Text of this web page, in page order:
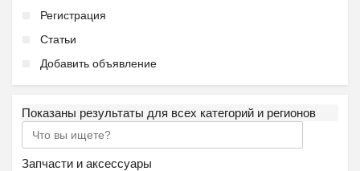
Регистрация
Статьи
Добавить объявление
Показаны результаты для всех категорий и регионов
Запчасти и аксессуары